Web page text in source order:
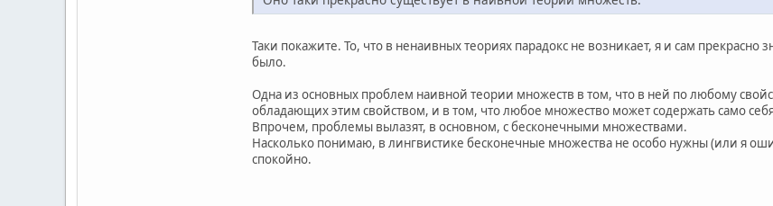
Таки покажите. То, что в ненаивных теориях парадокс не возникает, я и сам прекрасно
было.
Одна из основных проблем наивной теории множеств в том, что в ней по любому
обладающих этим свойством, и в том, что любое множество может содержать само
Впрочем, проблемы вылазят, в основном, с бесконечными множествами.
Насколько понимаю, в лингвистике бесконечные множества не особо нужны (или я
спокойно.